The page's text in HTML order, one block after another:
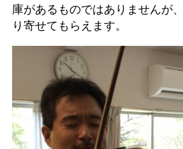
庫があるものではありませんが
り寄せてもらえます。